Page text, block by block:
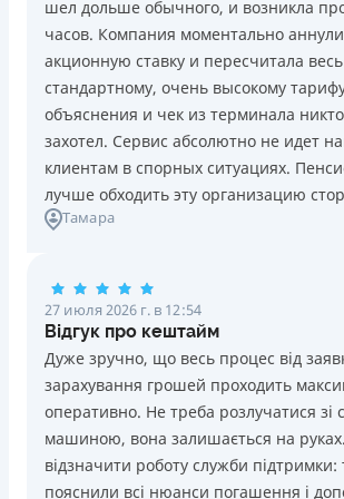
Погашение
В кассах и терминалах отделений
Оплата на расчетный счёт
Онлайн (через сайт или интернет-
Через терминалы самообслуживания
Лицензия НБУ
Лицензия НБУ №10
Вся информация о кредите
ПОЛУЧИТЬ ЗАЙМ
Возраст
18 - 70 лет
Преимущества
Сниженная процентная ставка 0,01%
новых клиентов на период от 3 до 30
этого стандартная ставка 1%)
Запрашиваются только данные
банковской карты и телефона
проблемной кредитной историей.
Переводятся деньги на банковскую
подписания электронного договора о
кредита
Дарятся скидки до -99% постоянным
будущие кредиты согласно
Программа лояльности для
Круглосуточная поддержка в Viber,
шел дольше обычного, и возникла
часов. Компания моментально
акционную ставку и пересчитала
стандартному, очень высокому
объяснения и чек из терминала
захотел. Сервис абсолютно не идет
клиентам в спорных ситуациях.
лучше обходить эту организацию
Тамара
27 июля 2026 г. в 12:54
Відгук про кештайм
Дуже зручно, що весь процес від
зарахування грошей проходить
оперативно. Не треба розлучатися зі
машиною, вона залишається на
відзначити роботу служби
пояснили всі нюанси погашення і